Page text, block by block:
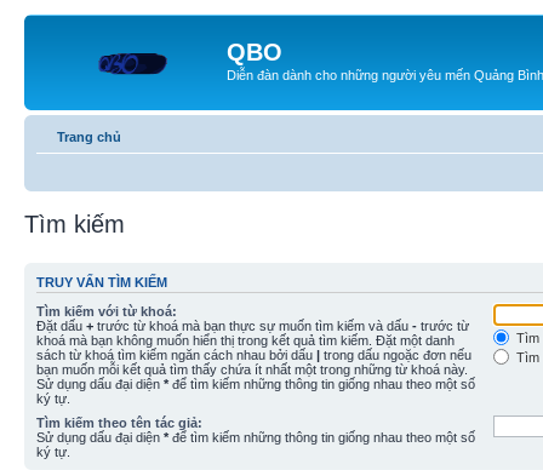
QBO
Diễn đàn dành cho những người yêu mến Quảng Bình
Trang chủ
Tìm kiếm
TRUY VẤN TÌM KIẾM
Tìm kiếm với từ khoá:
Đặt dấu + trước từ khoá mà bạn thực sự muốn tìm kiếm và dấu - trước từ
khoá mà bạn không muốn hiển thị trong kết quả tìm kiếm. Đặt một danh
sách từ khoá tìm kiếm ngăn cách nhau bởi dấu | trong dấu ngoặc đơn nếu
bạn muốn mỗi kết quả tìm thấy chứa ít nhất một trong những từ khoá này.
Sử dụng dấu đại diện * để tìm kiếm những thông tin giống nhau theo một số
ký tự.
Tìm
Tìm
Tìm kiếm theo tên tác giả:
Sử dụng dấu đại diện * để tìm kiếm những thông tin giống nhau theo một số
ký tự.